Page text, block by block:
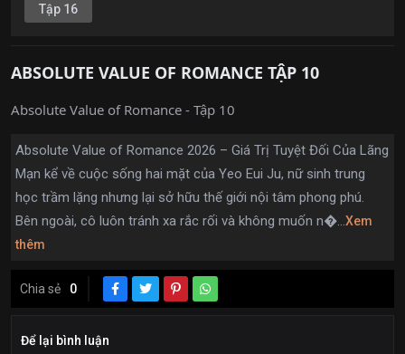
Tập 16
ABSOLUTE VALUE OF ROMANCE TẬP 10
Absolute Value of Romance - Tập 10
Absolute Value of Romance 2026 – Giá Trị Tuyệt Đối Của Lãng
Mạn kể về cuộc sống hai mặt của Yeo Eui Ju, nữ sinh trung
học trầm lặng nhưng lại sở hữu thế giới nội tâm phong phú.
Bên ngoài, cô luôn tránh xa rắc rối và không muốn n�...Xem
thêm
Chia sẻ 0
Để lại bình luận